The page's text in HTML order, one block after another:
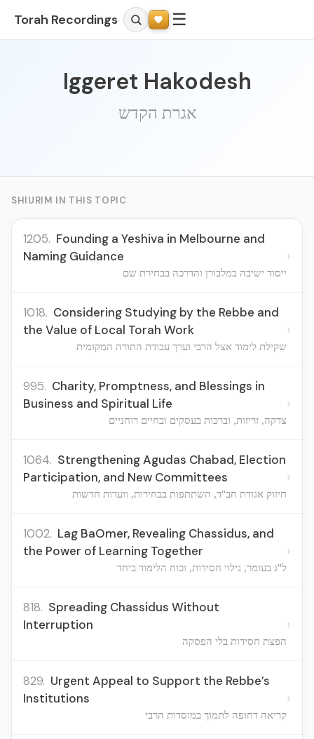
Torah Recordings ☰
Iggeret Hakodesh
אגרת הקדש
SHIURIM IN THIS TOPIC
1205. Founding a Yeshiva in Melbourne and
Naming Guidance
ייסוד ישיבה במלבורן והדרכה בבחירת שם
›
1018. Considering Studying by the Rebbe and
the Value of Local Torah Work
שקילת לימוד אצל הרבי וערך עבודת התורה המקומית
›
995. Charity, Promptness, and Blessings in
Business and Spiritual Life
צדקה, זריזות, וברכות בעסקים ובחיים רוחניים
›
1064. Strengthening Agudas Chabad, Election
Participation, and New Committees
חיזוק אגודת חב"ד, השתתפות בבחירות, וועדות חדשות
›
1002. Lag BaOmer, Revealing Chassidus, and
the Power of Learning Together
ל"ג בעומר, גילוי חסידות, וכוח הלימוד ביחד
›
818. Spreading Chassidus Without
Interruption
הפצת חסידות בלי הפסקה
›
829. Urgent Appeal to Support the Rebbe’s
Institutions
קריאה דחופה לתמוך במוסדות הרבי
›